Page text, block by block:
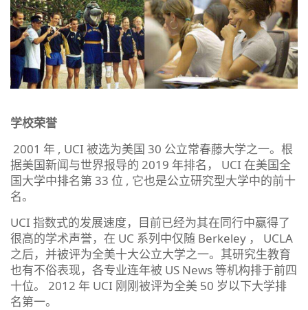
学校荣誉
2001 年 , UCI 被选为美国 30 公立常春藤大学之一。根
据美国新闻与世界报导的 2019 年排名， UCI 在美国全
国大学中排名第 33 位 , 它也是公立研究型大学中的前十
名。
UCI 指数式的发展速度，目前已经为其在同行中赢得了
很高的学术声誉，在 UC 系列中仅随 Berkeley ， UCLA
之后，并被评为全美十大公立大学之一。其研究生教育
也有不俗表现，各专业连年被 US News 等机构排于前四
十位。 2012 年 UCI 刚刚被评为全美 50 岁以下大学排
名第一。